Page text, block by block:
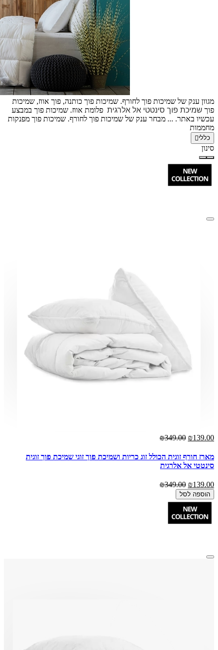
מגוון ענק של שמיכות פוך לחורף. שמיכות פוך כותנה, פוך אווז, שמיכות
פוך שמיכת פוך סינטטי אל אלרגית פלומת אווז. שמיכות פוך במבצע
עכשיו באתר. ... מבחר ענק של שמיכות פוך לחורף. שמיכות פוך מפנקות
מחממות
כללי
סינון
₪139.00
₪349.00
מארז חורף זוגית הכולל זוג כריות ושמיכת פוך זוגי שמיכת פוך זוגית
סינטטי אל אלרגית
₪139.00
₪349.00
הוספה לסל